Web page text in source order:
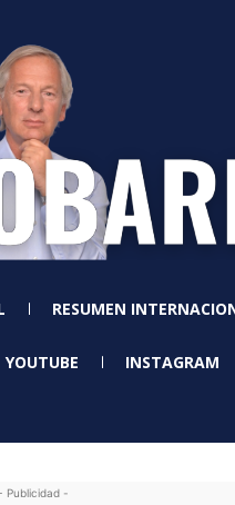
RESUMEN
YOUTUBE INSTAGRAM
Publicidad -